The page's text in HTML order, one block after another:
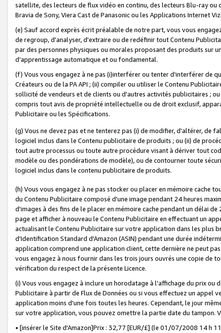
satellite, des lecteurs de flux vidéo en continu, des lecteurs Blu-ray
Bravia de Sony, Viera Cast de Panasonic ou les Applications Internet
(e) Sauf accord exprès écrit préalable de notre part, vous vous
de regroup, d'analyser, d'extraire ou de redéfinir tout Contenu
par des personnes physiques ou morales proposant des produits sur
d’apprentissage automatique et ou fondamental.
(f) Vous vous engagez à ne pas (i)interférer ou tenter d'interférer de
Créateurs ou de la PA API ; (ii) compiler ou utiliser le Contenu
sollicité de vendeurs et de clients ou d'autres activités publicitaires ;
compris tout avis de propriété intellectuelle ou de droit exclusif,
Publicitaire ou les Spécifications.
(g) Vous ne devez pas et ne tenterez pas (i) de modifier, d'altérer, de
logiciel inclus dans le Contenu publicitaire de produits ; ou (ii) de
tout autre processus ou toute autre procédure visant à dériver tout
modèle ou des pondérations de modèle), ou de contourner toute
logiciel inclus dans le contenu publicitaire de produits.
(h) Vous vous engagez à ne pas stocker ou placer en mémoire cache
du Contenu Publicitaire composé d'une image pendant 24 heures
d'images à des fins de le placer en mémoire cache pendant un délai
page et afficher à nouveau le Contenu Publicitaire en effectuant un
actualisant le Contenu Publicitaire sur votre application dans les plus
d'Identification Standard d'Amazon (ASIN) pendant une durée
application comprend une application client, cette dernière ne peut
vous engagez à nous fournir dans les trois jours ouvrés une copie de
vérification du respect de la présente Licence.
(i) Vous vous engagez à inclure un horodatage à l'affichage du prix
Publicitaire à partir de Flux de Données ou si vous effectuez un appel
application moins d'une fois toutes les heures. Cependant, le jour
sur votre application, vous pouvez omettre la partie date du tampon.
• [insérer le Site d'Amazon]Prix : 32,77 [EUR/£] (le 01/07/2008 14 h